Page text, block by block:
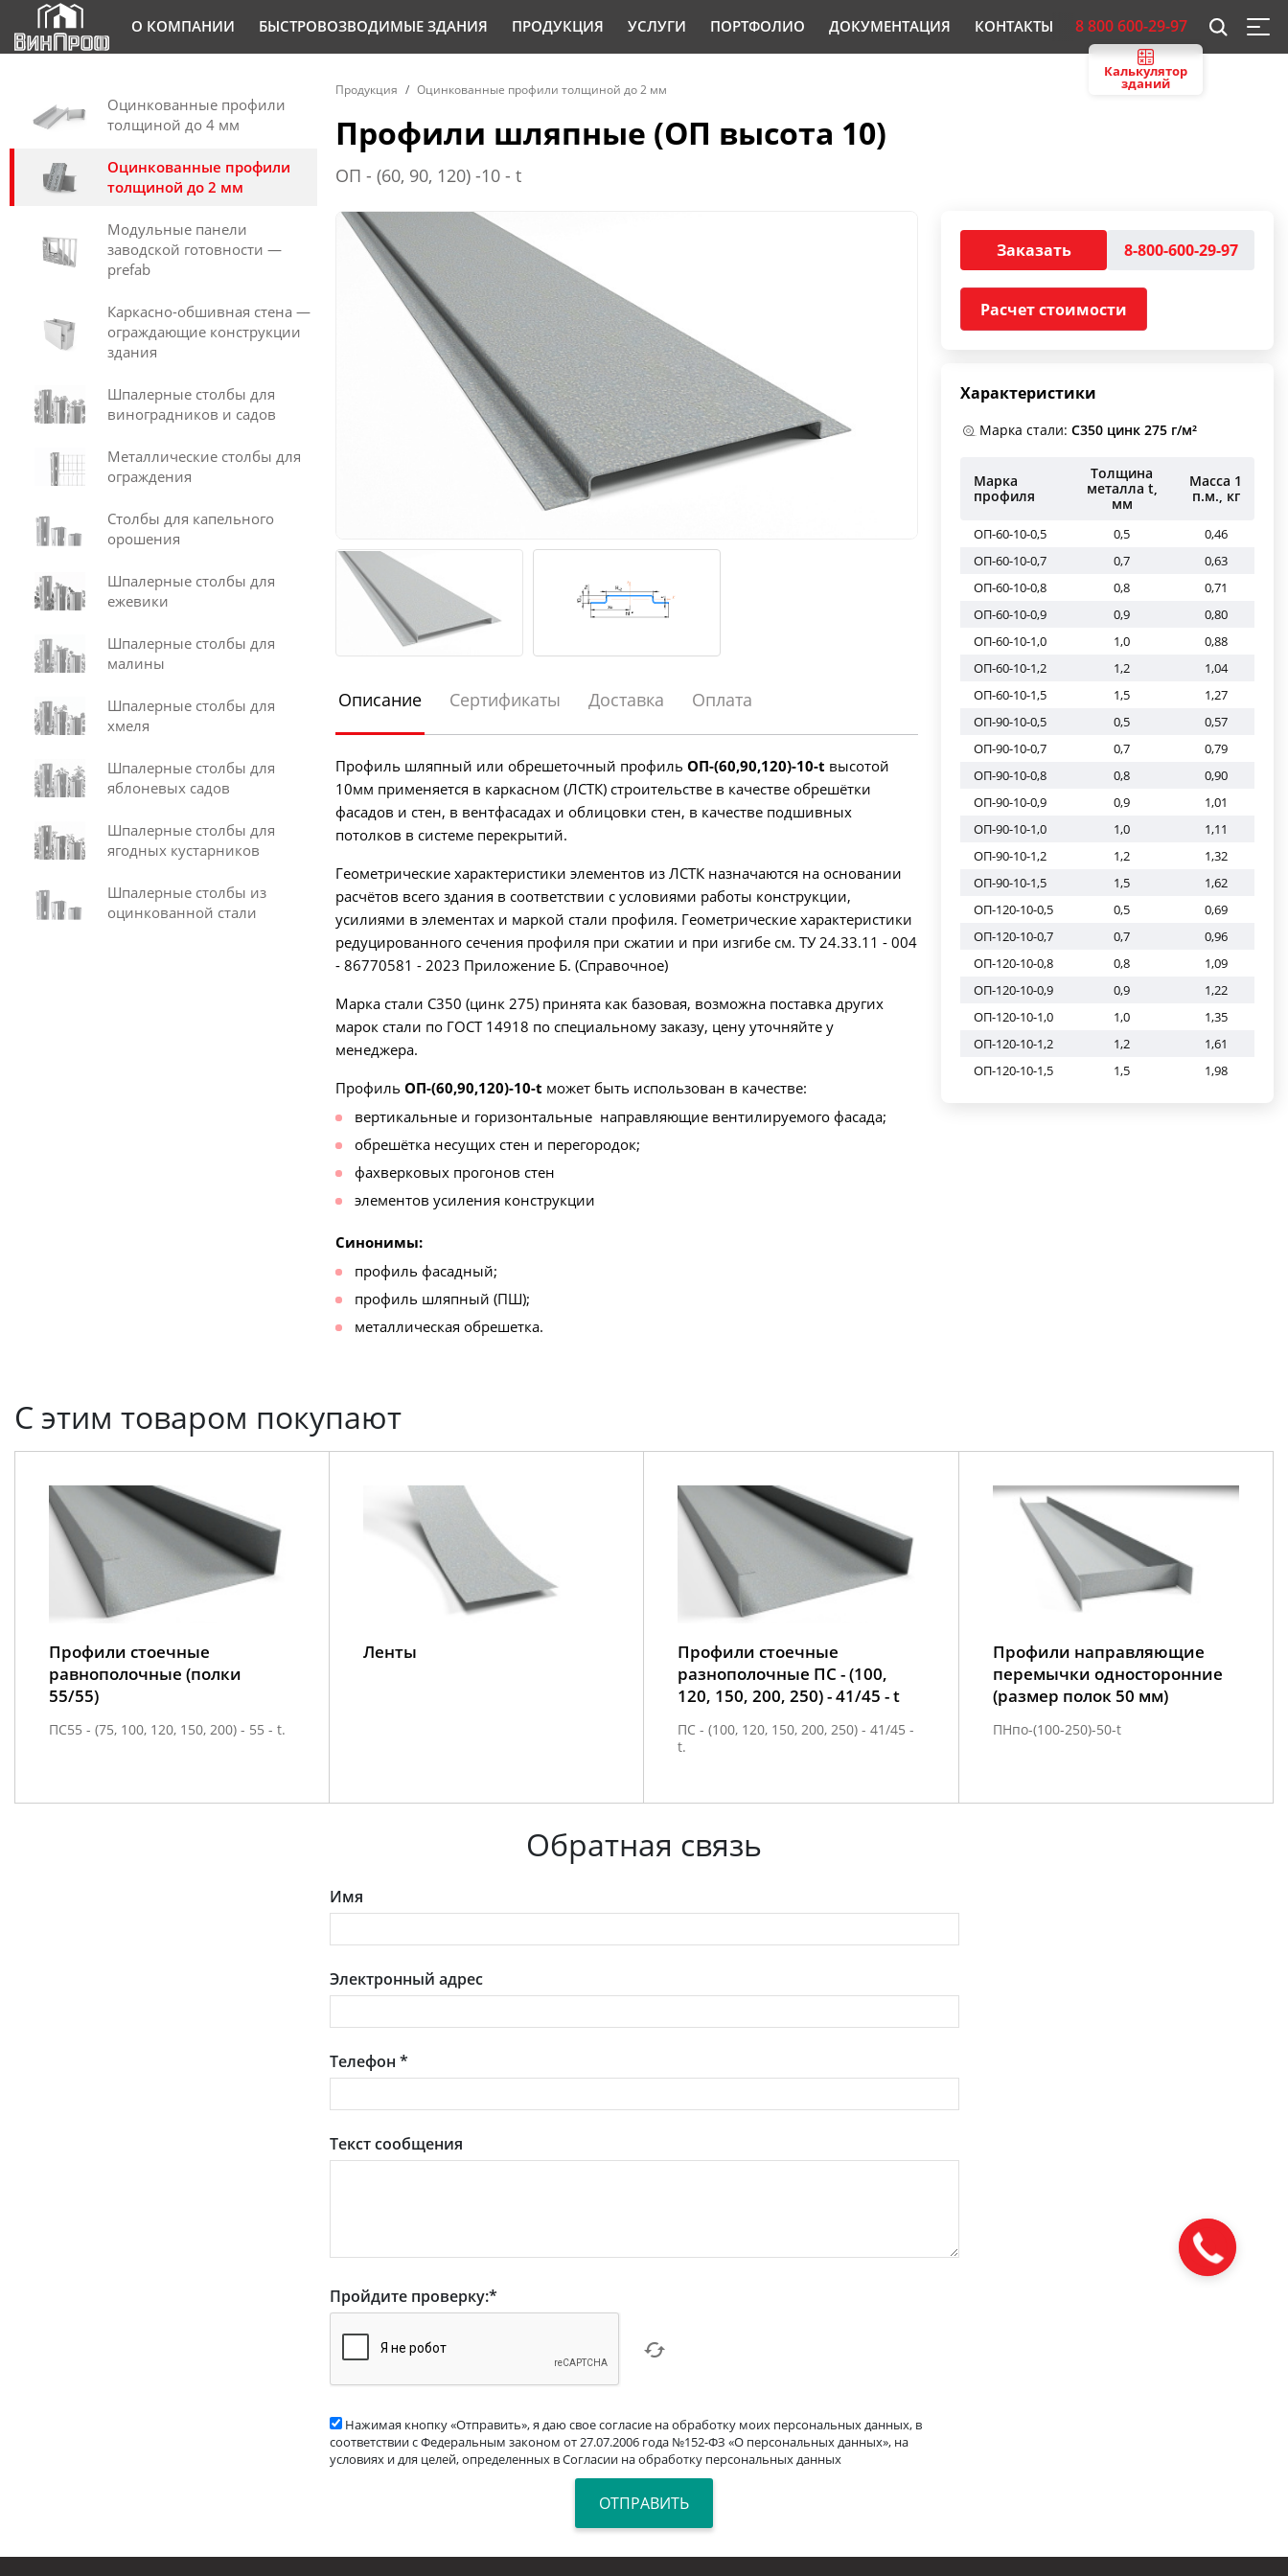
О КОМПАНИИ БЫСТРОВОЗВОДИМЫЕ ЗДАНИЯ ПРОДУКЦИЯ УСЛУГИ ПОРТФОЛИО ДОКУМЕНТАЦИЯ КОНТАКТЫ 8 800 600-29-97
Калькулятор
зданий
Оцинкованные профили
толщиной до 4 мм
Оцинкованные профили
толщиной до 2 мм
Модульные панели
заводской готовности —
prefab
Каркасно-обшивная стена —
ограждающие конструкции
здания
Шпалерные столбы для
виноградников и садов
Металлические столбы для
ограждения
Столбы для капельного
орошения
Шпалерные столбы для
ежевики
Шпалерные столбы для
малины
Шпалерные столбы для
хмеля
Шпалерные столбы для
яблоневых садов
Шпалерные столбы для
ягодных кустарников
Шпалерные столбы из
оцинкованной стали
Продукция Оцинкованные профили толщиной до 2 мм
Профили шляпные (ОП высота 10)
ОП - (60, 90, 120) -10 - t
Описание Сертификаты Доставка Оплата
Профиль шляпный или обрешеточный профиль ОП-(60,90,120)-10-t высотой
10мм применяется в каркасном (ЛСТК) строительстве в качестве обрешётки
фасадов и стен, в вентфасадах и облицовки стен, в качестве подшивных
потолков в системе перекрытий.
Геометрические характеристики элементов из ЛСТК назначаются на основании
расчётов всего здания в соответствии с условиями работы конструкции,
усилиями в элементах и маркой стали профиля. Геометрические характеристики
редуцированного сечения профиля при сжатии и при изгибе см. ТУ 24.33.11 - 004
- 86770581 - 2023 Приложение Б. (Справочное)
Марка стали С350 (цинк 275) принята как базовая, возможна поставка других
марок стали по ГОСТ 14918 по специальному заказу, цену уточняйте у
менеджера.
Профиль ОП-(60,90,120)-10-t может быть использован в качестве:
вертикальные и горизонтальные направляющие вентилируемого фасада;
обрешётка несущих стен и перегородок;
фахверковых прогонов стен
элементов усиления конструкции
Синонимы:
профиль фасадный;
профиль шляпный (ПШ);
металлическая обрешетка.
Заказать 8-800-600-29-97
Расчет стоимости
Характеристики
Марка стали: С350 цинк 275 г/м²
Марка
профиля
Толщина
металла t,
мм
Масса 1
п.м., кг
ОП-60-10-0,5 0,5
0,46
ОП-60-10-0,7
0,7
0,63
ОП-60-10-0,8
0,8
0,71
ОП-60-10-0,9
0,9
0,80
ОП-60-10-1,0
1,0
0,88
ОП-60-10-1,2
1,2
1,04
ОП-60-10-1,5
1,5
1,27
ОП-90-10-0,5
0,5
0,57
ОП-90-10-0,7
0,7
0,79
ОП-90-10-0,8
0,8
0,90
ОП-90-10-0,9
0,9
1,01
ОП-90-10-1,0
1,0
1,11
ОП-90-10-1,2
1,2
1,32
ОП-90-10-1,5
1,5
1,62
ОП-120-10-0,5
0,5
0,69
ОП-120-10-0,7
0,7
0,96
ОП-120-10-0,8
0,8
1,09
ОП-120-10-0,9
0,9
1,22
ОП-120-10-1,0
1,0
1,35
ОП-120-10-1,2
1,2
1,61
ОП-120-10-1,5
1,5 1,98
С этим товаром покупают
Профили стоечные
равнополочные (полки
55/55)
ПС55 - (75, 100, 120, 150, 200) - 55 - t.
Ленты
Профили стоечные
разнополочные ПС - (100,
120, 150, 200, 250) - 41/45 - t
ПС - (100, 120, 150, 200, 250) - 41/45 -
t.
Профили направляющие
перемычки односторонние
(размер полок 50 мм)
ПНпо-(100-250)-50-t
Обратная связь
Имя
Электронный адрес
Телефон *
Текст сообщения
Пройдите проверку:*
Нажимая кнопку «Отправить», я даю свое согласие на обработку моих персональных данных, в
соответствии с Федеральным законом от 27.07.2006 года №152-ФЗ «О персональных данных», на
условиях и для целей, определенных в Согласии на обработку персональных данных